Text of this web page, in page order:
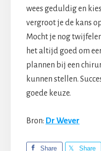
wees geduldig en
vergroot je de kans
Mocht je nog
het altijd goed om
plannen bij een
kunnen stellen.
goede keuze.
Bron: Dr Wever
Share Share